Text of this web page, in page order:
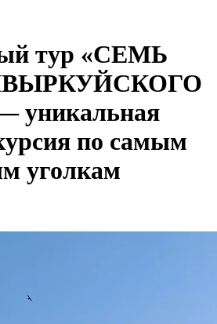
тур «СЕМЬ
уникальная
по самым
уголкам